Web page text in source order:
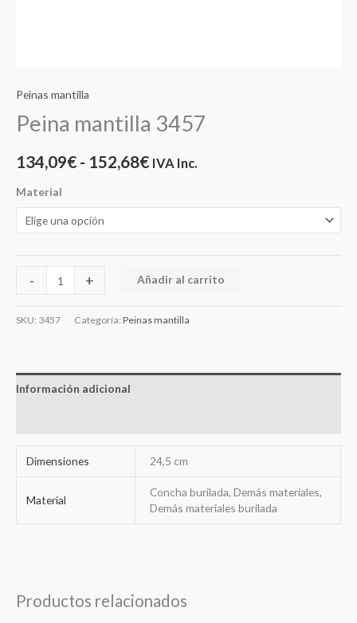
Peinas mantilla
Peina mantilla 3457
134,09€ - 152,68€ IVA Inc.
Material
- + Añadir al carrito
SKU: 3457 Categoría: Peinas mantilla
Información adicional
Dimensiones 24,5 cm
Material
Concha burilada, Demás materiales,
Demás materiales burilada
Productos relacionados